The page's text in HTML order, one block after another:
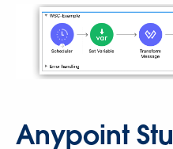
Anypoint